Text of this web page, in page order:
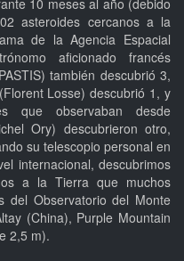
10 meses al año (debido
asteroides cercanos a la
de la Agencia Espacial
aficionado francés
también descubrió 3,
Losse) descubrió 1, y
que observaban desde
Ory) descubrieron otro,
su telescopio personal en
internacional, descubrimos
a la Tierra que muchos
del Observatorio del Monte
(China), Purple Mountain
2,5 m).